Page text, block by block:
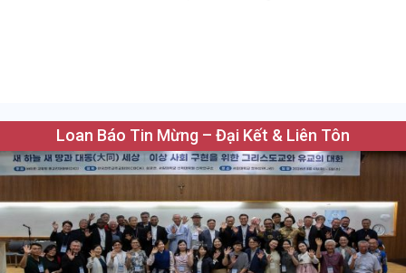
Loan Báo Tin Mừng – Đại Kết & Liên Tôn